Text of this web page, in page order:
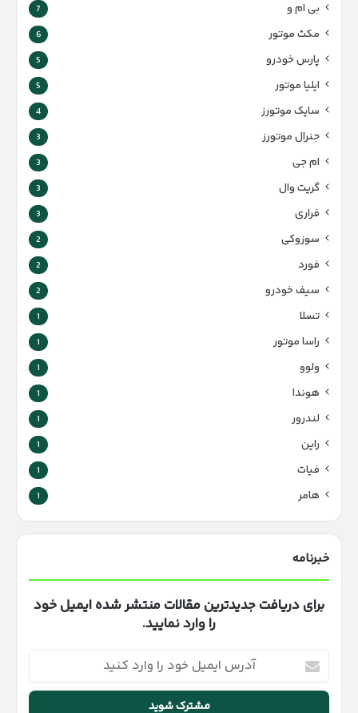
بی ام و 7
مکث موتور 6
پارس‌ خودرو 5
ایلیا موتور 5
سایک موتورز 4
جنرال موتورز 3
ام جی 3
گریت وال 3
فراری 3
سوزوکی 2
فورد 2
سیف خودرو 2
تسلا 1
راسا موتور 1
ولوو 1
هوندا 1
لندرور 1
راین 1
فیات 1
هامر 1
خبرنامه
برای دریافت جدیدترین مقالات منتشر شده ایمیل خود
را وارد نمایید.
آدرس
ایمیل
خود